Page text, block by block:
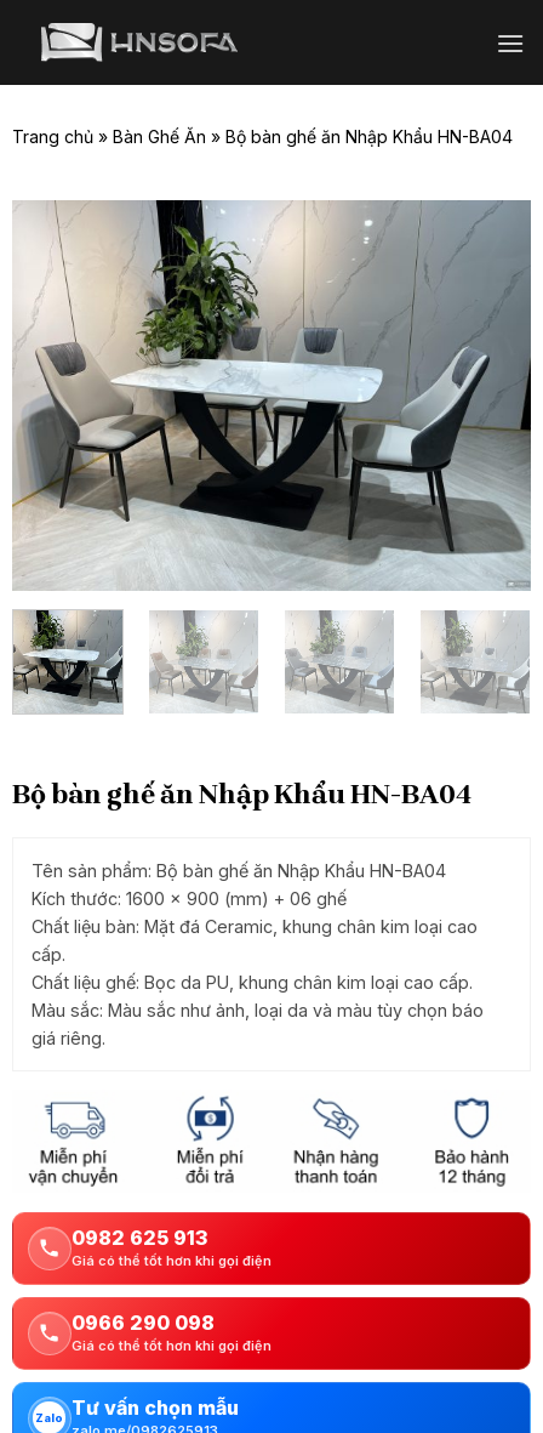
Trang chủ» Bàn Ghế Ăn » Bộ bàn ghế ăn Nhập Khẩu HN-BA04
Bộ bàn ghế ăn Nhập Khẩu HN-BA04
Tên sản phẩm: Bộ bàn ghế ăn Nhập Khẩu HN-BA04
Kích thước: 1600 x 900 (mm) + 06 ghế
Chất liệu bàn: Mặt đá Ceramic, khung chân kim loại cao
cấp.
Chất liệu ghế: Bọc da PU, khung chân kim loại cao cấp.
Màu sắc: Màu sắc như ảnh, loại da và màu tùy chọn báo
giá riêng.
0982 625 913
Giá có thể tốt hơn khi gọi điện
0966 290 098
Giá có thể tốt hơn khi gọi điện
Zalo Tư vấn chọn mẫu